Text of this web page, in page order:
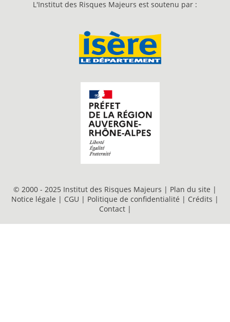
L'Institut des Risques Majeurs est soutenu par :
© 2000 - 2025 Institut des Risques Majeurs | Plan du site |
Notice légale | CGU | Politique de confidentialité | Crédits |
Contact |